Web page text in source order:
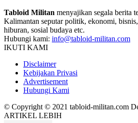
Tabloid Militan menyajikan segala berita
Kalimantan seputar politik, ekonomi,
hiburan, sosial budaya etc.
Hubungi kami: info@tabloid-militan.com
IKUTI KAMI
Disclaimer
Kebijakan Privasi
Advertisement
Hubungi Kami
© Copyright © 2021 tabloid-militan.com
ARTIKEL LEBIH